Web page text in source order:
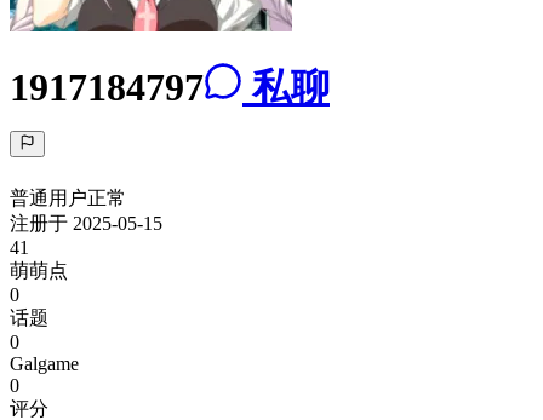
1917184797 私聊
普通用户正常
注册于 2025-05-15
41
萌萌点
0
话题
0
Galgame
0
评分